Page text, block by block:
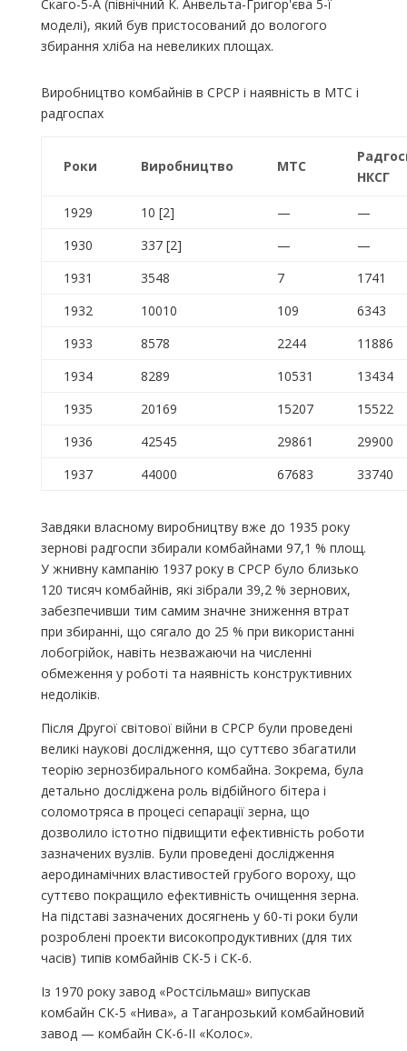
Скаго-5-А (північний К. Анвельта-Григор'єва 5-ї
моделі), який був пристосований до вологого
збирання хліба на невеликих площах.
Виробництво комбайнів в СРСР і наявність в МТС і
радгоспах
Роки Виробництво МТС
НКСГ
1929 10 [2] —
—
1930
337 [2] —
—
1931
3548 7
1741
1932
10010 109
6343
1933
8578 2244
11886
1934
8289 10531
13434
1935
20169 15207
15522
1936
42545 29861
29900
1937
44000 67683 33740
Завдяки власному виробництву вже до 1935 року
зернові радгоспи збирали комбайнами 97,1 % площ.
У жнивну кампанію 1937 року в СРСР було близько
120 тисяч комбайнів, які зібрали 39,2 % зернових,
забезпечивши тим самим значне зниження втрат
при збиранні, що сягало до 25 % при використанні
лобогрійок, навіть незважаючи на численні
обмеження у роботі та наявність конструктивних
недоліків.
Після Другої світової війни в СРСР були проведені
великі наукові дослідження, що суттєво збагатили
теорію зернозбирального комбайна. Зокрема, була
детально досліджена роль відбійного бітера і
соломотряса в процесі сепарації зерна, що
дозволило істотно підвищити ефективність роботи
зазначених вузлів. Були проведені дослідження
аеродинамічних властивостей грубого вороху, що
суттєво покращило ефективність очищення зерна.
На підставі зазначених досягнень у 60-ті роки були
розроблені проекти високопродуктивних (для тих
часів) типів комбайнів СК-5 і СК-6.
Із 1970 року завод «Ростсільмаш» випускав
комбайн СК-5 «Нива», а Таганрозький комбайновий
завод — комбайн СК-6-II «Колос».